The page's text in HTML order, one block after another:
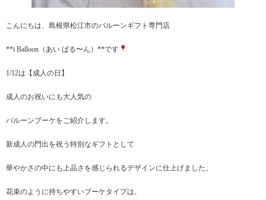
こんにちは、島根県松江市のバルーンギフト専門店
**i Balloon（あい ばる〜ん）**です
1/12は【成人の日】
成人のお祝いにも大人気の
バルーンブーケをご紹介します。
新成人の門出を祝う特別なギフトとして
華やかさの中にも上品さを感じられるデザインに仕上げました。
花束のように持ちやすいブーケタイプは、